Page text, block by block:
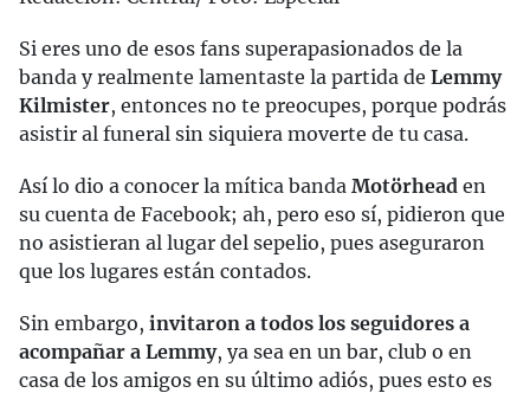
Si eres uno de esos fans superapasionados de la
banda y realmente lamentaste la partida de Lemmy
Kilmister, entonces no te preocupes, porque podrás
asistir al funeral sin siquiera moverte de tu casa.
Así lo dio a conocer la mítica banda Motörhead en
su cuenta de Facebook; ah, pero eso sí, pidieron que
no asistieran al lugar del sepelio, pues aseguraron
que los lugares están contados.
Sin embargo, invitaron a todos los seguidores a
acompañar a Lemmy, ya sea en un bar, club o en
casa de los amigos en su último adiós, pues esto es